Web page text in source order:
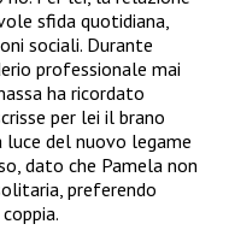
sfida quotidiana,
sociali. Durante
professionale mai
ha ricordato
per lei il brano
del nuovo legame
dato che Pamela non
preferendo